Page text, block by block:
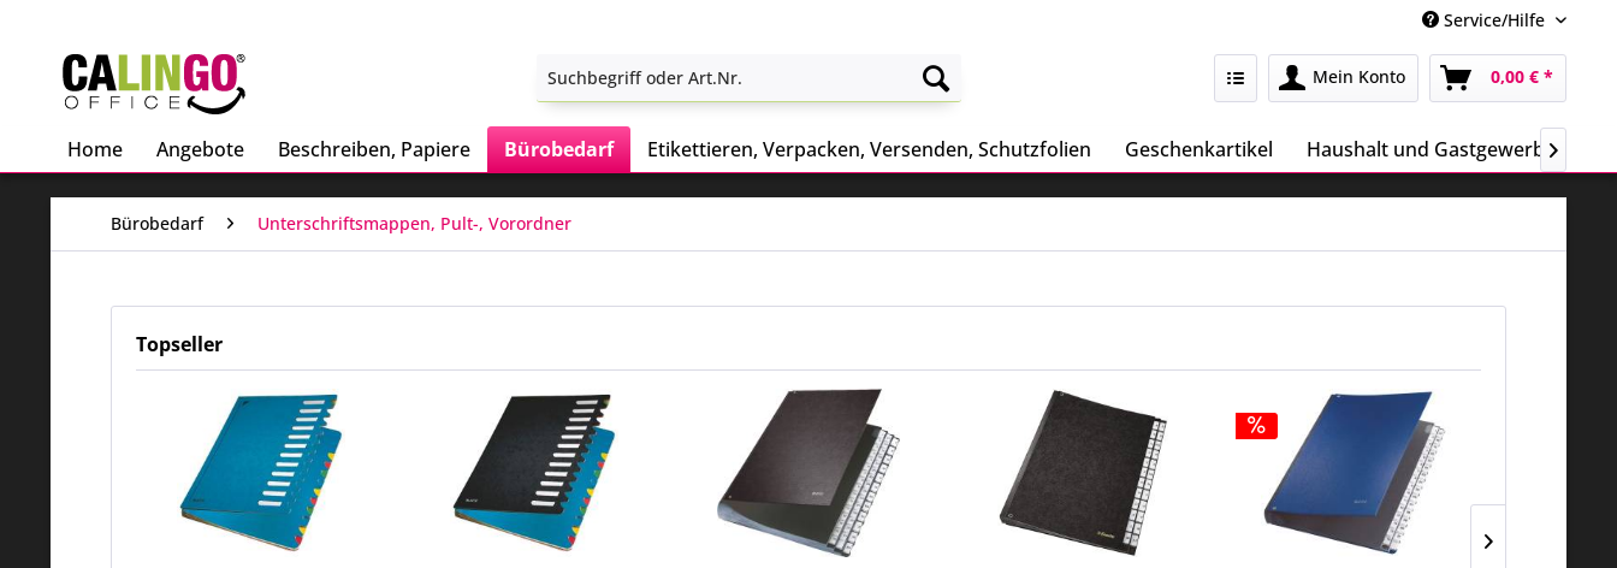
Service/Hilfe
Mein Konto 0,00 € *
Home Angebote Beschreiben, Papiere Bürobedarf Etikettieren, Verpacken, Versenden, Schutzfolien Geschenkartikel Haushalt und Gastgewerbe
Bürobedarf Unterschriftsmappen, Pult-, Vorordner
Topseller